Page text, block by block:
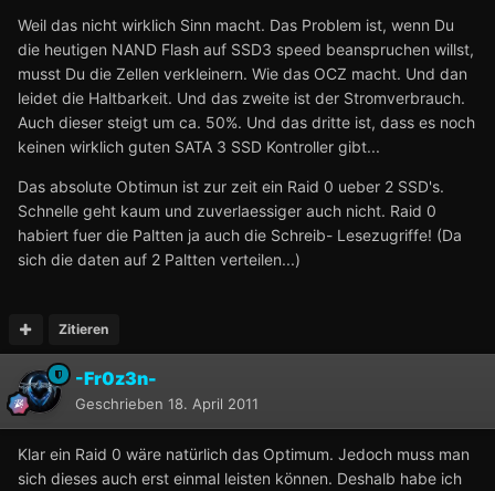
Weil das nicht wirklich Sinn macht. Das Problem ist, wenn Du
die heutigen NAND Flash auf SSD3 speed beanspruchen willst,
musst Du die Zellen verkleinern. Wie das OCZ macht. Und dan
leidet die Haltbarkeit. Und das zweite ist der Stromverbrauch.
Auch dieser steigt um ca. 50%. Und das dritte ist, dass es noch
keinen wirklich guten SATA 3 SSD Kontroller gibt...
Das absolute Obtimun ist zur zeit ein Raid 0 ueber 2 SSD's.
Schnelle geht kaum und zuverlaessiger auch nicht. Raid 0
habiert fuer die Paltten ja auch die Schreib- Lesezugriffe! (Da
sich die daten auf 2 Paltten verteilen...)
Zitieren
-Fr0z3n-
Geschrieben 18. April 2011
Klar ein Raid 0 wäre natürlich das Optimum. Jedoch muss man
sich dieses auch erst einmal leisten können. Deshalb habe ich